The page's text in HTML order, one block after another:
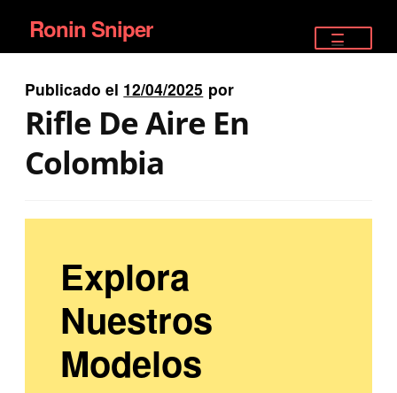
Ir
a
la
navegación
Ir
al
contenido
Ronin Sniper
EQUIPAMIENTO ÉLITE
PISTOLAS
Publicado el 12/04/2025 por
Rifle De Aire En
Colombia
Explora
Nuestros
Modelos